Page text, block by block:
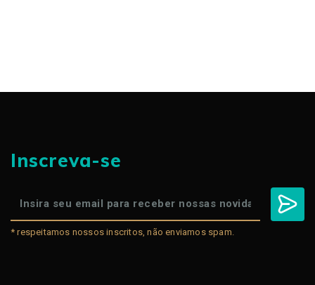
Inscreva-se
* respeitamos nossos inscritos, não enviamos spam.